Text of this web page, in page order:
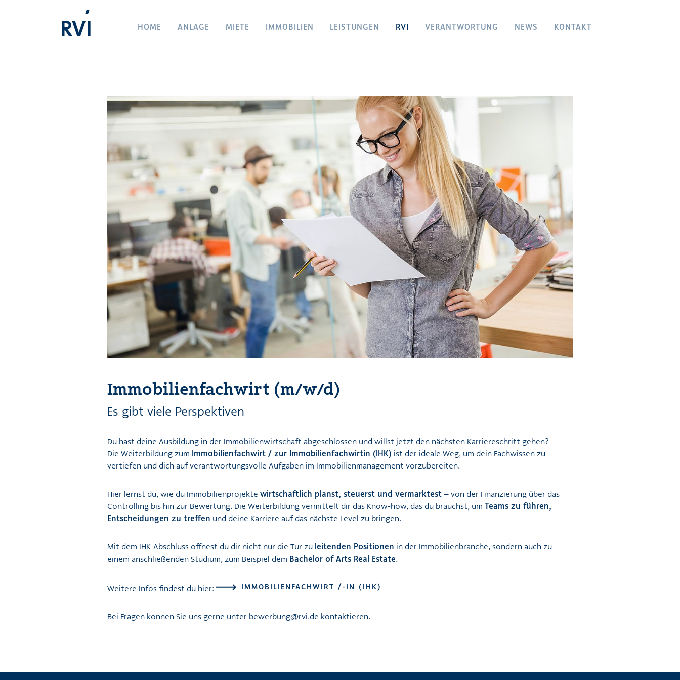
HOME ANLAGE MIETE IMMOBILIEN LEISTUNGEN RVI VERANTWORTUNG NEWS KONTAKT
Immobilienfachwirt (m/w/d)
Es gibt viele Perspektiven
Du hast deine Ausbildung in der Immobilienwirtschaft abgeschlossen und willst jetzt den nächsten Karriereschritt gehen?
Die Weiterbildung zum
Immobilienfachwirt / zur Immobilienfachwirtin (IHK) ist der ideale Weg, um dein Fachwissen zu
vertiefen und dich auf verantwortungsvolle Aufgaben im Immobilienmanagement vorzubereiten.
Hier lernst du, wie du Immobilienprojekte wirtschaftlich planst, steuerst und vermarktest – von der Finanzierung über das
Controlling bis hin zur Bewertung. Die Weiterbildung vermittelt dir das Know-how, das du brauchst, um
Teams zu führen,
Entscheidungen zu treffen und deine Karriere auf das nächste Level zu bringen.
Mit dem IHK-Abschluss öffnest du dir nicht nur die Tür zu leitenden Positionen in der Immobilienbranche, sondern auch zu
einem anschließenden Studium, zum Beispiel dem Bachelor of Arts Real Estate.
Weitere Infos findest du hier: IMMOBILIENFACHWIRT /-IN (IHK)
Bei Fragen können Sie uns gerne unter bewerbung@rvi.de kontaktieren.